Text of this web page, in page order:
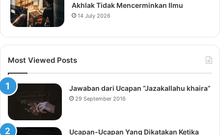
Akhlak Tidak Mencerminkan Ilmu
14 July 2026
Most Viewed Posts
Jawaban dari Ucapan “Jazakallahu khaira”
29 September 2016
Ucapan-Ucapan Yang Dikatakan Ketika